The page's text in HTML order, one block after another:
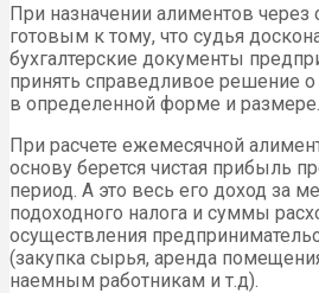
При назначении алиментов
готовым к тому, что судья
бухгалтерские документы
принять справедливое решение
в определенной форме и размере.
При расчете ежемесячной
основу берется чистая прибыль
период. А это весь его доход за
подоходного налога и суммы
осуществления
(закупка сырья, аренда
наемным работникам и т.д).